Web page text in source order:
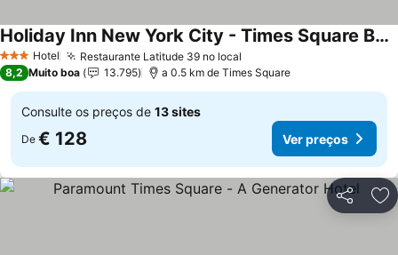
3 EstrelasHotel Restaurante Latitude 39 no local
Holiday Inn New York City - Times Square By Ihg
8,2 Muito boa 13.795 a 0.5 km de Times Square
Consulte os preços de 13 sites
De € 128 Ver preços
Partilhar